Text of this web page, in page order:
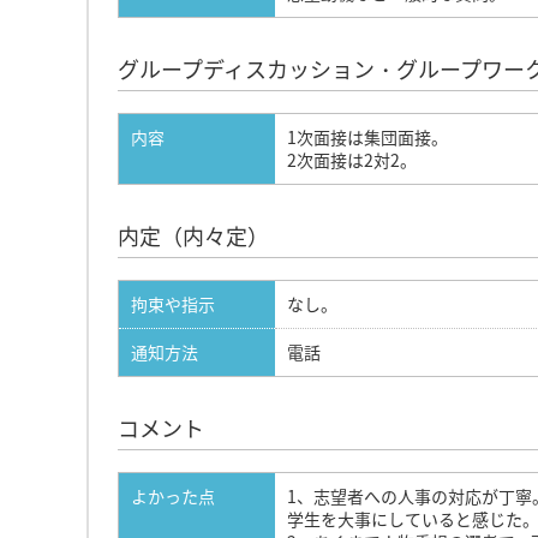
グループディスカッション・グループワー
内容
1次面接は集団面接。
2次面接は2対2。
内定（内々定）
拘束や指示
なし。
通知方法
電話
コメント
よかった点
1、志望者への人事の対応が丁寧。
学生を大事にしていると感じた。